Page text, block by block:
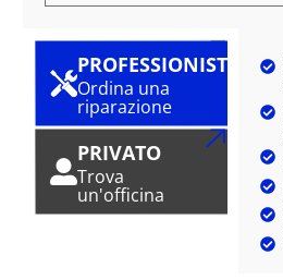
PROFESSIONISTA
Ordina una
riparazione
PRIVATO
Trova
un'officina